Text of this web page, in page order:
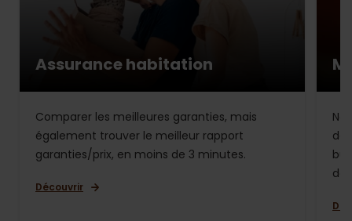
Assurance habitation
Comparer les meilleures garanties, mais
également trouver le meilleur rapport
garanties/prix, en moins de 3 minutes.
Découvrir
de
de